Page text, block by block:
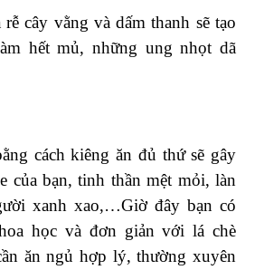
cây vằng và dấm thanh sẽ tạo
hết mủ, những ung nhọt dã
cách kiêng ăn đủ thứ sẽ gây
của bạn, tinh thần mệt mỏi, làn
xanh xao,…Giờ đây bạn có
học và đơn giản với lá chè
ăn ngủ hợp lý, thường xuyên